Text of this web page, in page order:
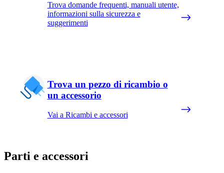
Trova domande frequenti, manuali utente,
informazioni sulla sicurezza e
suggerimenti
Trova un pezzo di ricambio o
un accessorio
Vai a Ricambi e accessori
Parti e accessori